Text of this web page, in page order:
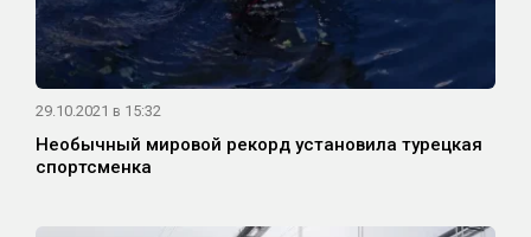
29.10.2021 в 15:32
Необычный мировой рекорд установила турецкая
спортсменка